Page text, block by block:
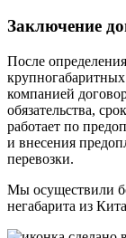
Заключение
После
компанией
обязательства,
работает по
и внесения
перевозки.
Мы осуществили
негабарита из